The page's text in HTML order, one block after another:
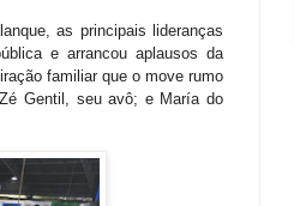
as principais lideranças
e arrancou aplausos da
familiar que o move rumo
Gentil, seu avô; e María do